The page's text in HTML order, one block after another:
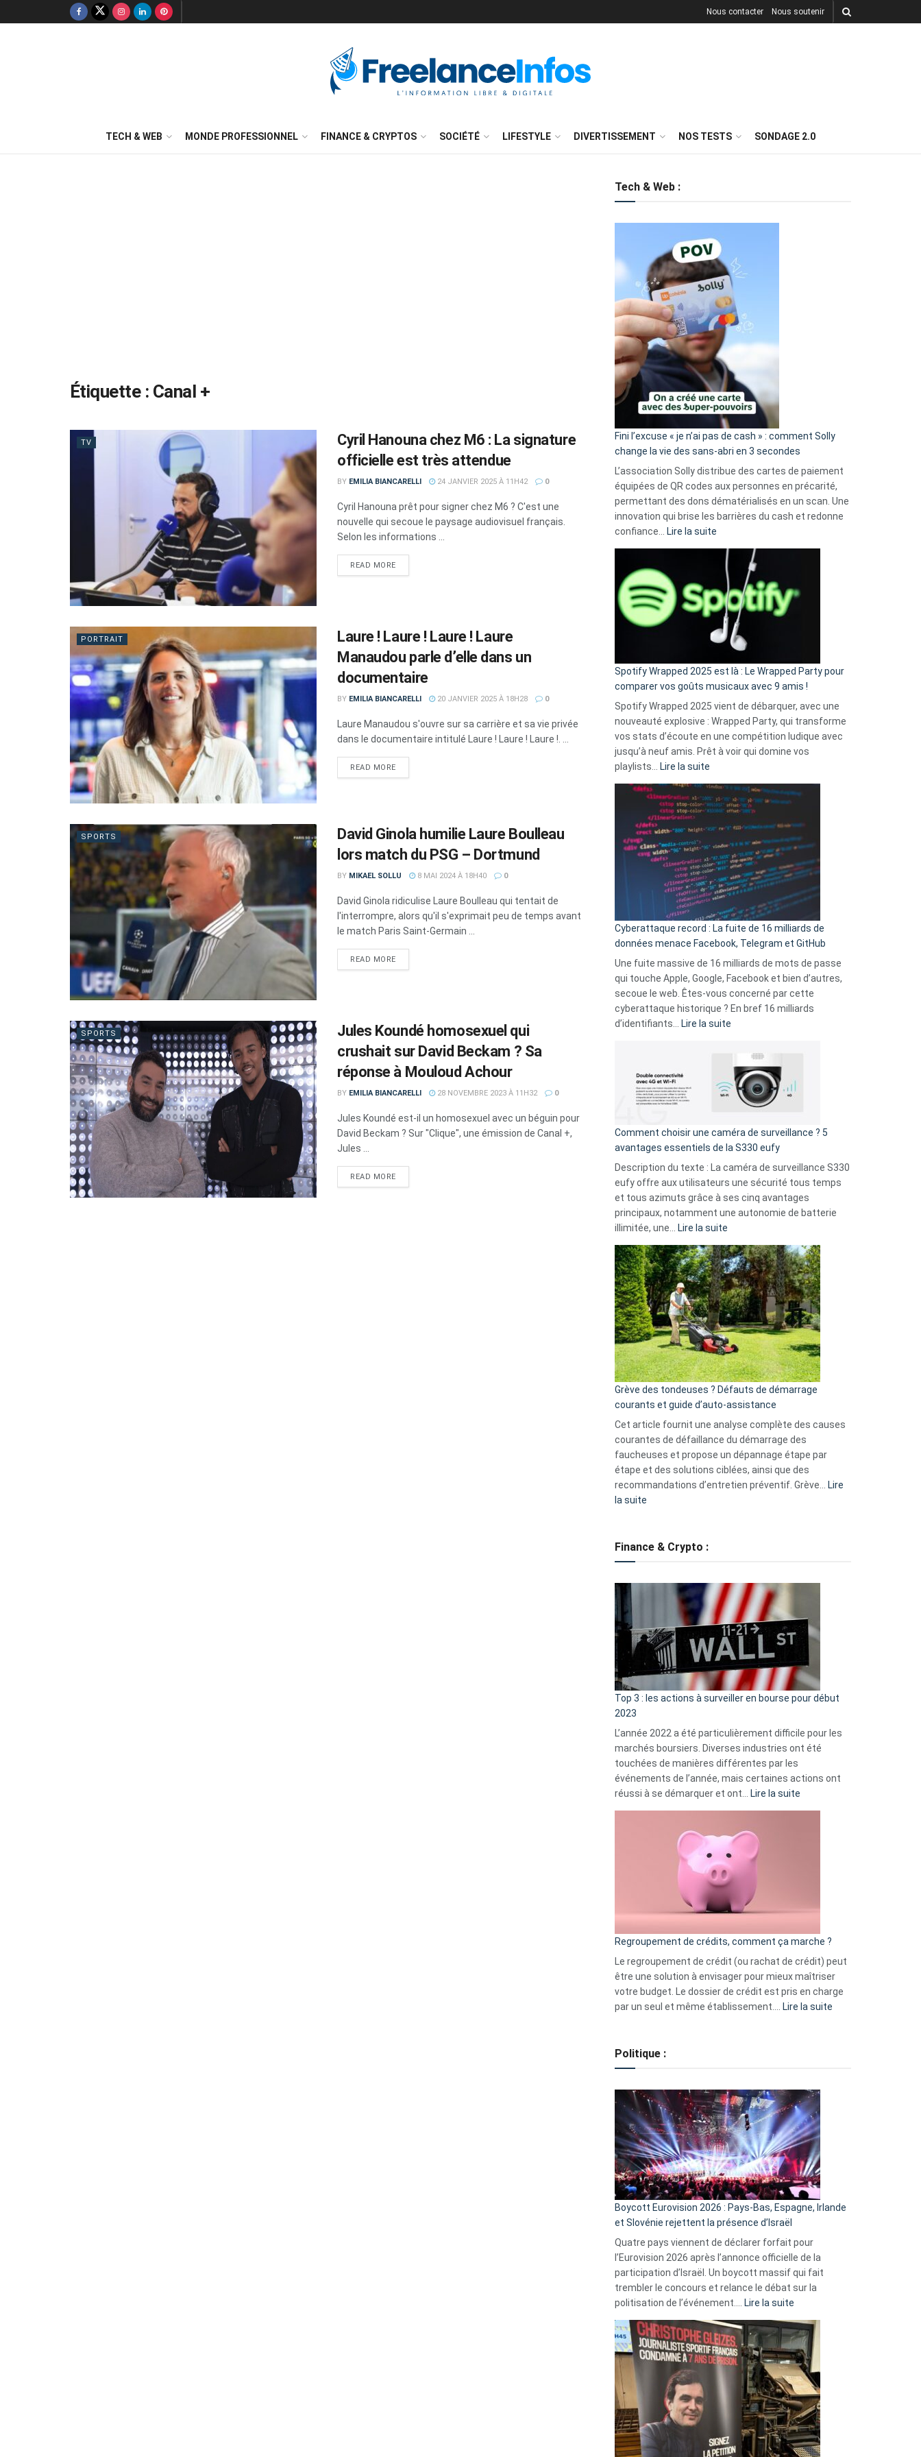
Nous contacter Nous soutenir
TECH & WEB MONDE PROFESSIONNEL FINANCE & CRYPTOS SOCIÉTÉ LIFESTYLE DIVERTISSEMENT NOS TESTS SONDAGE 2.0
Étiquette : Canal +
TV
Cyril Hanouna chez M6 : La signature
officielle est très attendue
BY EMILIA BIANCARELLI 24 JANVIER 2025 À 11H42 0
Cyril Hanouna prêt pour signer chez M6 ? C'est une
nouvelle qui secoue le paysage audiovisuel français.
Selon les informations ...
READ MOREDETAILS
PORTRAIT
Laure ! Laure ! Laure ! Laure
Manaudou parle d’elle dans un
documentaire
BY EMILIA BIANCARELLI 20 JANVIER 2025 À 18H28 0
Laure Manaudou s'ouvre sur sa carrière et sa vie privée
dans le documentaire intitulé Laure ! Laure ! Laure !. ...
READ MOREDETAILS
SPORTS
David Ginola humilie Laure Boulleau
lors match du PSG – Dortmund
BY MIKAEL SOLLU 8 MAI 2024 À 18H40 0
David Ginola ridiculise Laure Boulleau qui tentait de
l'interrompre, alors qu'il s'exprimait peu de temps avant
le match Paris Saint-Germain ...
READ MOREDETAILS
SPORTS
Jules Koundé homosexuel qui
crushait sur David Beckam ? Sa
réponse à Mouloud Achour
BY EMILIA BIANCARELLI 28 NOVEMBRE 2023 À 11H32 0
Jules Koundé est-il un homosexuel avec un béguin pour
David Beckam ? Sur "Clique", une émission de Canal +,
Jules ...
READ MOREDETAILS
Tech & Web :
Fini l’excuse « je n’ai pas de cash » : comment Solly
change la vie des sans-abri en 3 secondes
L’association Solly distribue des cartes de paiement
équipées de QR codes aux personnes en précarité,
permettant des dons dématérialisés en un scan. Une
innovation qui brise les barrières du cash et redonne
confiance…
Lire la suite
l’excuse
je
n’ai
pas
de
cash
»
Solly
change
la
vie
sans-
abri
en
3
secondes
Spotify Wrapped 2025 est là : Le Wrapped Party pour
comparer vos goûts musicaux avec 9 amis !
Spotify Wrapped 2025 vient de débarquer, avec une
nouveauté explosive : Wrapped Party, qui transforme
vos stats d’écoute en une compétition ludique avec
jusqu’à neuf amis. Prêt à voir qui domine vos
playlists…
Lire la suite
Wrapped
2025
est
:
Le
Wrapped
Party
pour
comparer
vos
goûts
musicaux
avec
9
amis
Cyberattaque record : La fuite de 16 milliards de
données menace Facebook, Telegram et GitHub
Une fuite massive de 16 milliards de mots de passe
qui touche Apple, Google, Facebook et bien d’autres,
secoue le web. Êtes-vous concerné par cette
cyberattaque historique ? En bref 16 milliards
d’identifiants…
Lire la suite
record
La
fuite
16
milliards
données
menace
Facebook,
Telegram
GitHub
Comment choisir une caméra de surveillance ? 5
avantages essentiels de la S330 eufy
Description du texte : La caméra de surveillance S330
eufy offre aux utilisateurs une sécurité tous temps
et tous azimuts grâce à ses cinq avantages
principaux, notamment une autonomie de batterie
illimitée, une…
Lire la suite
choisir
une
caméra
de
surveillance
?
5
avantages
essentiels
de
la
S330
eufy
Grève des tondeuses ? Défauts de démarrage
courants et guide d’auto-assistance
Cet article fournit une analyse complète des causes
courantes de défaillance du démarrage des
faucheuses et propose un dépannage étape par
étape et des solutions ciblées, ainsi que des
recommandations d’entretien préventif. Grève…
Lire
la suite
tondeuses
démarrage
courants
et
guide
d’auto-
assistance
Finance & Crypto :
Top 3 : les actions à surveiller en bourse pour début
2023
L’année 2022 a été particulièrement difficile pour les
marchés boursiers. Diverses industries ont été
touchées de manières différentes par les
événements de l’année, mais certaines actions ont
réussi à se démarquer et ont…
Lire la suite
en
pour
début
2023
Regroupement de crédits, comment ça marche ?
Le regroupement de crédit (ou rachat de crédit) peut
être une solution à envisager pour mieux maîtriser
votre budget. Le dossier de crédit est pris en charge
par un seul et même établissement.…
Lire la suite
Politique :
Boycott Eurovision 2026 : Pays-Bas, Espagne, Irlande
et Slovénie rejettent la présence d’Israël
Quatre pays viennent de déclarer forfait pour
l’Eurovision 2026 après l’annonce officielle de la
participation d’Israël. Un boycott massif qui fait
trembler le concours et relance le débat sur la
politisation de l’événement.…
Lire la suite
Eurovision
2026
:
Pays-
Bas,
Espagne,
Irlande
et
Slovénie